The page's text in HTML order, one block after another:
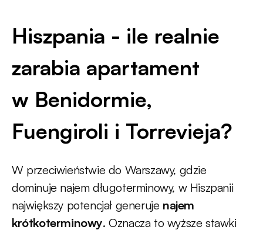
Hiszpania - ile realnie
zarabia apartament
w Benidormie,
Fuengiroli i Torrevieja?
W przeciwieństwie do Warszawy, gdzie
dominuje najem długoterminowy, w Hiszpanii
największy potencjał generuje najem
krótkoterminowy. Oznacza to wyższe stawki